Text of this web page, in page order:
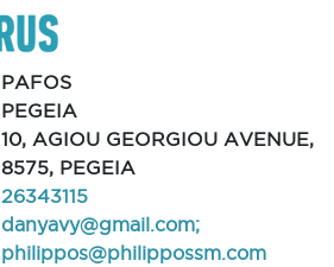
PAFOS
PEGEIA
10, AGIOU GEORGIOU AVENUE,
8575, PEGEIA
26343115
danyavy@gmail.com;
philippos@philippossm.com